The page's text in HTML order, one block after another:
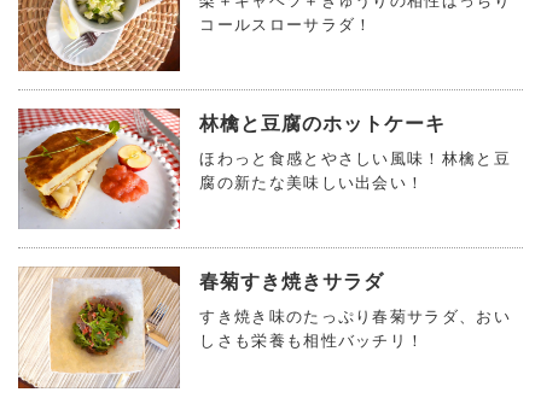
コールスローサラダ！
林檎と豆腐のホットケーキ
ほわっと食感とやさしい風味！林檎と豆
腐の新たな美味しい出会い！
春菊すき焼きサラダ
すき焼き味のたっぷり春菊サラダ、おい
しさも栄養も相性バッチリ！